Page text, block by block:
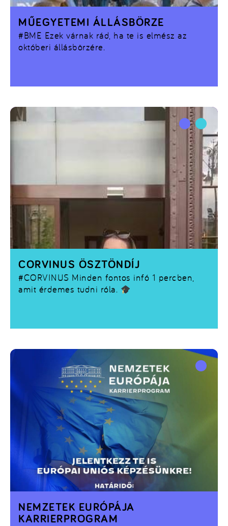
#BME Ezek várnak rád, ha te is elmész az
októberi állásbörzére.
MŰEGYETEMI ÁLLÁSBÖRZE
#CORVINUS Minden fontos infó 1 percben,
amit érdemes tudni róla.
CORVINUS ÖSZTÖNDÍJ
NEMZETEK EURÓPÁJA
KARRIERPROGRAM